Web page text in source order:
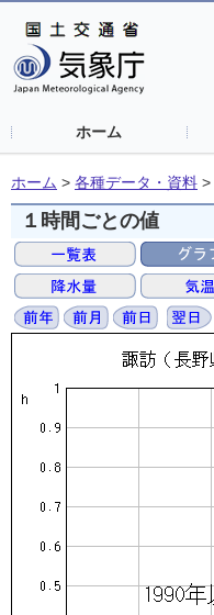
ホーム
ホーム > 各種データ・資料 >
１時間ごとの値